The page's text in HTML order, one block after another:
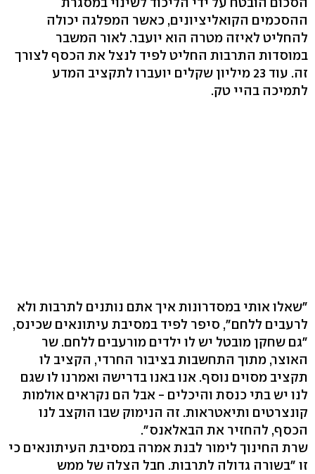
ההסכמים הקואליציונים, כאשר המפלגה יכולה
להחליט לאיזה מטרה הוא יועבר. לאור המשבר
במוסדות התרבות החליט לפיד לנצל את הכסף לצורך
זה. עוד 23 מיליון שקלים יועברו לתקציב המדע
לתמיכה בהיי טק.
"שאלו אותי במסדרונות איך אתם נותנים לתרבות ולא
לרעבים ללחם", סיפר לפיד במסיבת עיתונאים שכינס,
"גם שחקן מובטל יש לו ילדים מורעבים ללחם. שר
האוצר, מתוך התחשבות בציבור החרדי, הקציב לו
תקציב מסוים נוסף. אנו באנו בדרישה ואמרנו לו שגם
לנו יש בתי כנסת והיכלים - אבל הם נקראים אולמות
קונצרטים ותיאטראות. זה הנימוק שבו הוקצב לנו
הכסף, להחזיר את הבאלאנס".
שרת החינוך לימור לבנת אמרה במסיבת העיתונאים כי
זו "בשורה גדולה לתרבות. חבל הצלה של ממש